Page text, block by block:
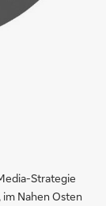
Strategie
Nahen Osten